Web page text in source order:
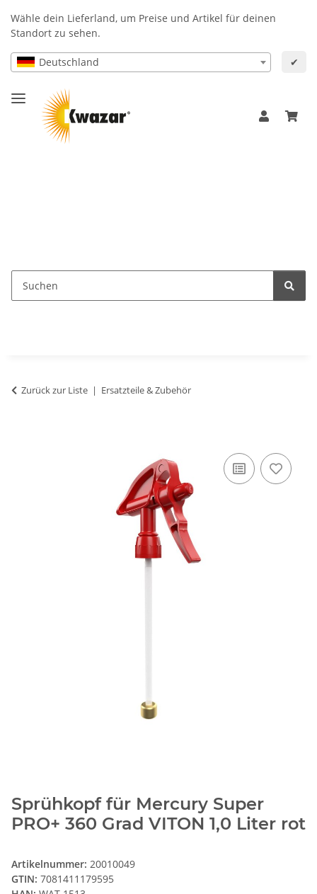
Wähle dein Lieferland, um Preise und Artikel für deinen
Standort zu sehen.
Deutschland ✔
Zurück zur Liste Ersatzteile & Zubehör
Sprühkopf für Mercury Super
PRO+ 360 Grad VITON 1,0 Liter rot
Artikelnummer: 20010049
GTIN: 7081411179595